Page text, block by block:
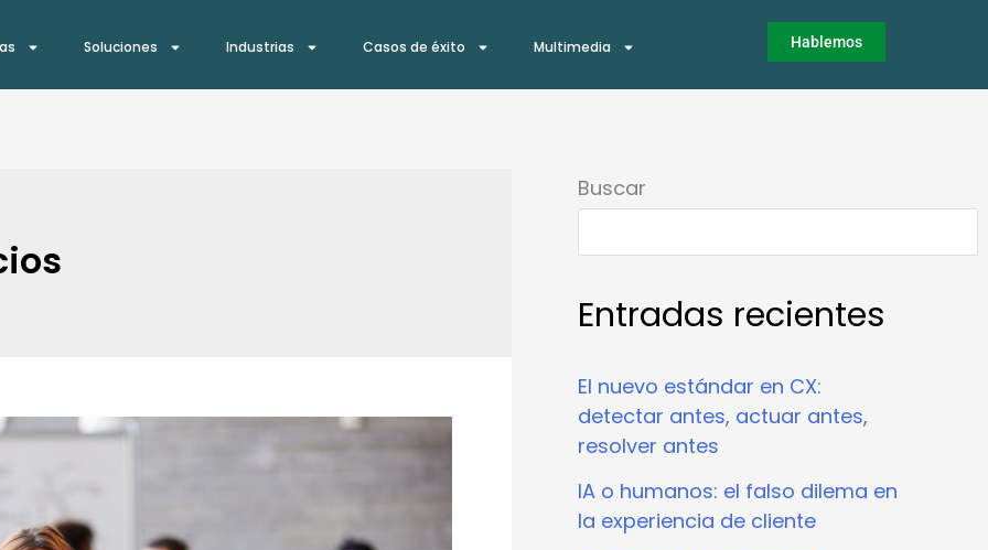
Soluciones Industrias Casos de éxito Multimedia Hablemos
Buscar
Entradas recientes
El nuevo estándar en CX:
detectar antes, actuar antes,
resolver antes
IA o humanos: el falso dilema en
la experiencia de cliente